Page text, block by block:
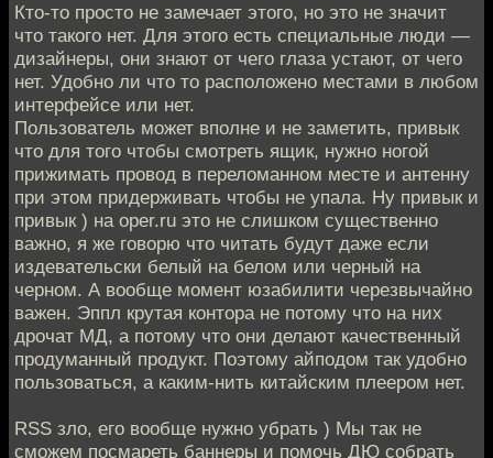
Кто-то просто не замечает этого, но это не значит
что такого нет. Для этого есть специальные люди —
дизайнеры, они знают от чего глаза устают, от чего
нет. Удобно ли что то расположено местами в любом
интерфейсе или нет.
Пользователь может вполне и не заметить, привык
что для того чтобы смотреть ящик, нужно ногой
прижимать провод в переломанном месте и антенну
при этом придерживать чтобы не упала. Ну привык и
привык ) на oper.ru это не слишком существенно
важно, я же говорю что читать будут даже если
издевательски белый на белом или черный на
черном. А вообще момент юзабилити черезвычайно
важен. Эппл крутая контора не потому что на них
дрочат МД, а потому что они делают качественный
продуманный продукт. Поэтому айподом так удобно
пользоваться, а каким-нить китайским плеером нет.
RSS зло, его вообще нужно убрать ) Мы так не
сможем посмареть баннеры и помочь ДЮ собрать